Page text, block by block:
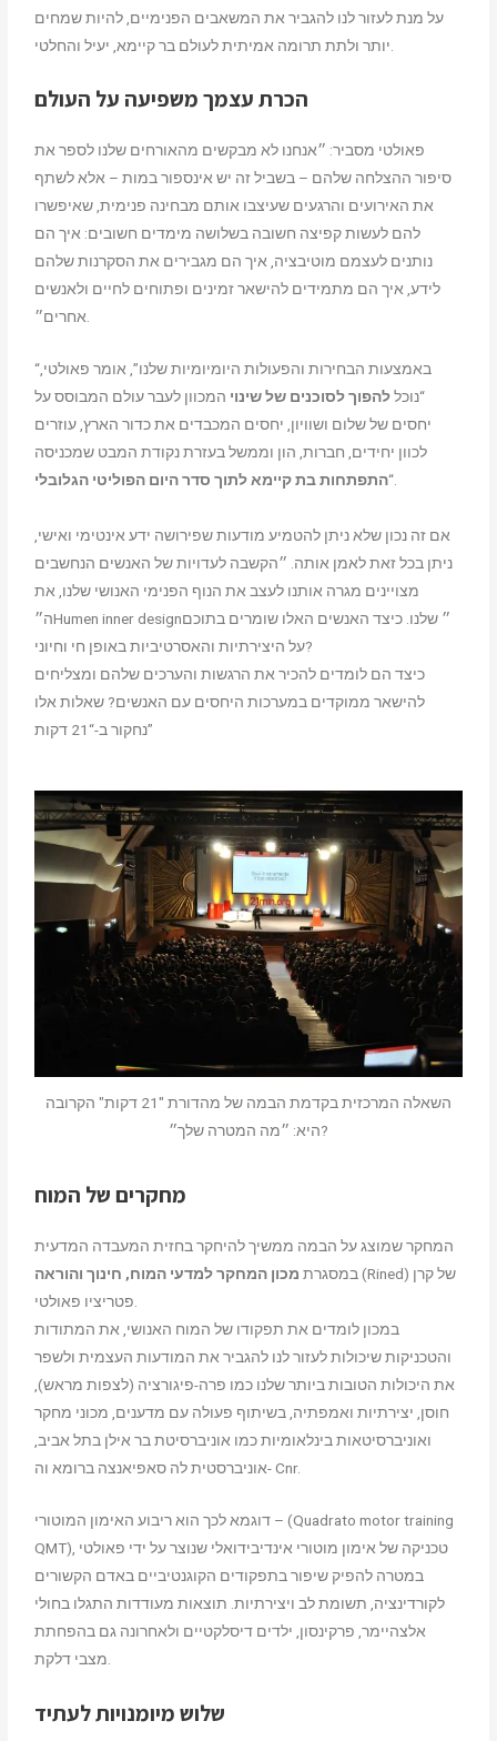
על מנת לעזור לנו להגביר את המשאבים הפנימיים, להיות שמחים
הכרת עצמך משפיעה על העולם
פאולטי מסביר: ״אנחנו לא מבקשים מהאורחים שלנו לספר את
סיפור ההצלחה שלהם – בשביל זה יש אינספור במות – אלא לשתף
את האירועים והרגעים שעיצבו אותם מבחינה פנימית, שאיפשרו
להם לעשות קפיצה חשובה בשלושה מימדים חשובים: איך הם
נותנים לעצמם מוטיבציה,איך הם מגבירים את הסקרנות שלהם
לידע, איך הם מתמידים להישאר זמינים ופתוחים לחיים ולאנשים
אחרים״.
“באמצעות הבחירות והפעולות היומיומיות שלנו”, אומר פאולטי,
“נוכללהפוך לסוכנים של שינוי המכוון לעבר עולם המבוסס על
יחסים של שלום ושוויון, יחסים המכבדים את כדור הארץ, עוזרים
לכוון יחידים, חברות, הון וממשל בעזרת נקודת המבט שמכניסה
התפתחות בת קיימא לתוך סדר היום הפוליטי הגלובלי“.
אם זה נכון שלא ניתן להטמיע מודעות שפירושה ידע אינטימי ואישי,
ניתן בכל זאת לאמן אותה. ״הקשבה לעדויות של האנשים הנחשבים
מצויינים מגרה אותנו לעצב את הנוף הפנימי האנושי שלנו, את
ה״Humen inner design״ שלנו. כיצד האנשים האלו שומרים בתוכם
על היצירתיות והאסרטיביות באופן חי וחיוני?
כיצד הם לומדים להכיר את הרגשות והערכים שלהם ומצליחים
להישאר ממוקדים במערכות היחסים עם האנשים? שאלות אלו
נחקור ב-“21 דקות”
השאלה המרכזית בקדמת הבמה של מהדורת "21 דקות" הקרובה
היא: ״מה המטרה שלך״?
מחקרים של המוח
המחקר שמוצג על הבמה ממשיך להיחקר בחזית המעבדה המדעית
במסגרתמכון המחקר למדעי המוח, חינוך והוראה(Rined) של קרן
פטריציו פאולטי.
במכון לומדים את תפקודו של המוח האנושי, את המתודות
והטכניקות שיכולות לעזור לנו להגביר את המודעות העצמית ולשפר
את היכולות הטובות ביותר שלנו כמו פרה-פיגורציה (לצפות מראש),
חוסן, יצירתיות ואמפתיה, בשיתוף פעולה עם מדענים, מכוני מחקר
ואוניברסיטאות בינלאומיות כמו אוניברסיטת בר אילן בתל אביב,
אוניברסטית לה סאפיאנצה ברומא וה- Cnr.
דוגמא לכך הוא ריבוע האימון המוטורי – (Quadrato motor training
QMT), טכניקה של אימון מוטורי אינדיבידואלי שנוצר על ידי פאולטי
במטרה להפיק שיפור בתפקודים הקוגנטיביים באדם הקשורים
לקורדינציה, תשומת לב ויצירתיות. תוצאות מעודדות התגלו בחולי
אלצהיימר, פרקינסון, ילדים דיסלקטיים ולאחרונה גם בהפחתת
מצבי דלקת.
שלוש מיומנויות לעתיד